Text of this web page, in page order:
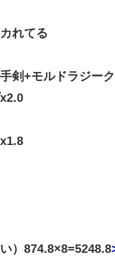
れてる
剣+モルドラジー
）874.8×8=5248.8